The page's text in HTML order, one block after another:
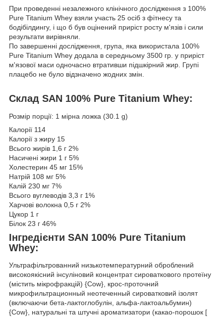
При проведенні незалежного клінічного дослідження з 100%
Pure Titanium Whey взяли участь 25 осіб з фітнесу та
бодібілдингу, і що б був оцінений приріст росту м'язів і сили
результати вирівняли.
По завершенні дослідження, група, яка використала 100%
Pure Titanium Whey додала в середньому 3500 гр. у приріст
м'язової маси одночасно втративши підшкірний жир. Групі
плацебо не було відзначено жодних змін.
Склад SAN 100% Pure Titanium Whey:
Розмір порції: 1 мірна ложка (30.1 g)
Калорії 114
Калорії з жиру 15
Всього жирів 1,6 г 2%
Насичені жири 1 г 5%
Холестерин 45 мг 15%
Натрій 108 мг 5%
Калій 230 мг 7%
Всього вуглеводів 3,3 г 1%
Харчові волокна 0,5 г 2%
Цукор 1 г
Білок 23 г 46%
Інгредієнти SAN 100% Pure Titanium
Whey:
Ультрафільтрованний низькотемпературний оброблений
високоякісний інсуліновий концентрат сироваткового протеїну
(містить мікрофракцій) {Cow}, крос-проточний
микрофильтрационный неотеченный сироватковий ізолят
(включаючи бета-лактоглобулін, альфа-лактоальбумин)
{Cow}, натуральні та штучні ароматизатори (какао-порошок [